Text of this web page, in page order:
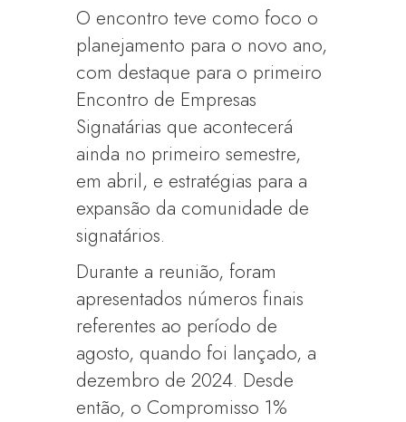
O encontro teve como foco o
planejamento para o novo ano,
com destaque para o primeiro
Encontro de Empresas
Signatárias que acontecerá
ainda no primeiro semestre,
em abril, e estratégias para a
expansão da comunidade de
signatários.
Durante a reunião, foram
apresentados números finais
referentes ao período de
agosto, quando foi lançado, a
dezembro de 2024. Desde
então, o Compromisso 1%